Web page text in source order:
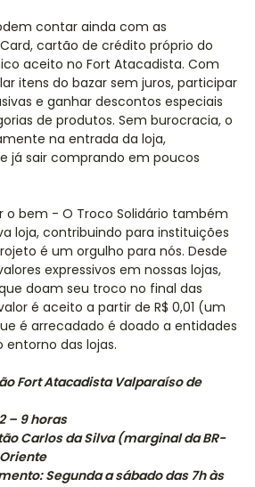
contar ainda com as
cartão de crédito próprio do
aceito no Fort Atacadista. Com
itens do bazar sem juros, participar
e ganhar descontos especiais
de produtos. Sem burocracia, o
na entrada da loja,
já sair comprando em poucos
o bem - O Troco Solidário também
loja, contribuindo para instituições
é um orgulho para nós. Desde
expressivos em nossas lojas,
doam seu troco no final das
é aceito a partir de R$ 0,01 (um
é arrecadado é doado a entidades
entorno das lojas.
Fort Atacadista Valparaíso de
– 9 horas
Carlos da Silva (marginal da BR-
Segunda a sábado das 7h às